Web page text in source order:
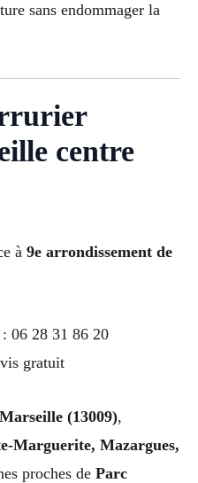
sans endommager la
centre
à 9e arrondissement de
06 28 31 86 20
gratuit
Marseille (13009),
Marguerite, Mazargues,
proches de Parc